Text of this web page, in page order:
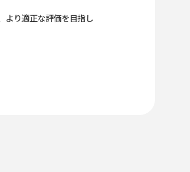
より適正な評価を目指し